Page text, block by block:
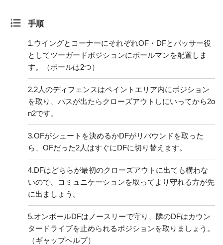
手順
1.ウイングとコーナーにそれぞれOF・DFとパッサー役
としてツーガードポジションにボールマンを配置しま
す。（ボールは2つ）
2.2人のディフェンスはペイントエリア内にポジション
を取り、パスが出たらクローズアウトしにいってから2o
n2です。
3.OFがシュートを決めるかDFがリバウンドを取った
ら、OFだった2人はすぐにDFに切り替えます。
4.DFはどちらが最初のクローズアウトに出ても構わな
いので、コミュニケーションを取ってより守れる方が先
に出ましょう。
5.オンボールDFはノースリーで守り、隣のDFはカウン
タードライブを止められるポジションを取りましょう。
（ギャップヘルプ）